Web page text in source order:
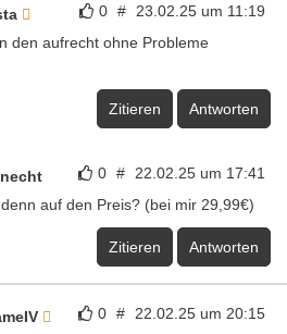
0 # 23.02.25 um 11:19
den aufrecht ohne Probleme
Zitieren Antworten
0 # 22.02.25 um 17:41
auf den Preis? (bei mir 29,99€)
Zitieren Antworten
0 # 22.02.25 um 20:15